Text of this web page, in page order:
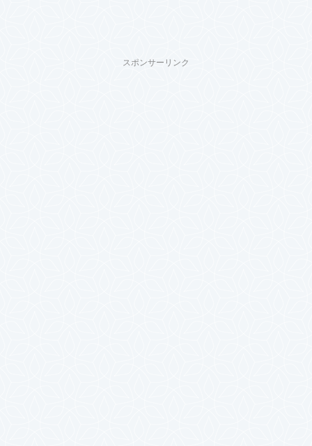
スポンサーリンク